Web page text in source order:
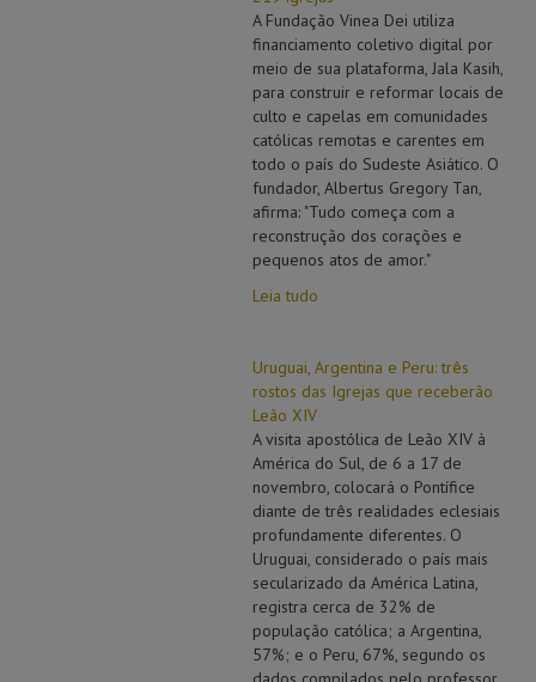
A Fundação Vinea Dei utiliza
financiamento coletivo digital por
meio de sua plataforma, Jala Kasih,
para construir e reformar locais de
culto e capelas em comunidades
católicas remotas e carentes em
todo o país do Sudeste Asiático. O
fundador, Albertus Gregory Tan,
afirma: "Tudo começa com a
reconstrução dos corações e
pequenos atos de amor."
Leia tudo
Uruguai, Argentina e Peru: três
rostos das Igrejas que receberão
Leão XIV
A visita apostólica de Leão XIV à
América do Sul, de 6 a 17 de
novembro, colocará o Pontífice
diante de três realidades eclesiais
profundamente diferentes. O
Uruguai, considerado o país mais
secularizado da América Latina,
registra cerca de 32% de
população católica; a Argentina,
57%; e o Peru, 67%, segundo os